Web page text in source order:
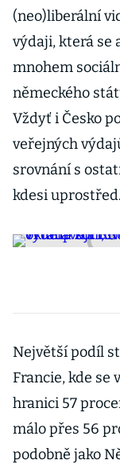
(neo)liberální
výdaji, která se
mnohem
německého
Vždyť i Česko
veřejných
srovnání s
kdesi uprostřed.
Největší podíl
Francie, kde se
hranici 57
málo přes 56
podobně jako